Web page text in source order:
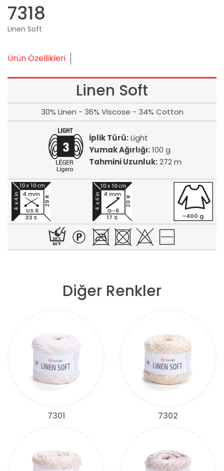
7318
Linen Soft
Ürün Özellikleri
Linen Soft
30% Linen - 36% Viscose - 34% Cotton
İplik Türü:Light
Yumak Ağırlığı:100 g
Tahmini Uzunluk:272 m
33 S
29 R
4 mm
US 6
17 S
20 R
4 mm
G-6
~400 g
Diğer Renkler
7301 7302